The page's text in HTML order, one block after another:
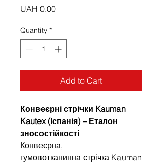
UAH 0.00Price
Quantity *
Add to Cart
Конвеєрні стрічки Kauman
Kautex (Іспанія) – Еталон
зносостійкості
Конвеєрна,
гумовотканинна стрічка Kauman